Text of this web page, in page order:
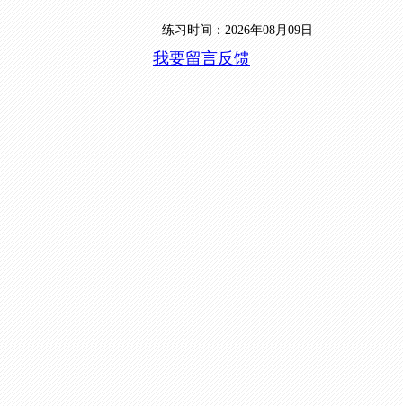
练习时间：2026年08月09日
我要留言反馈